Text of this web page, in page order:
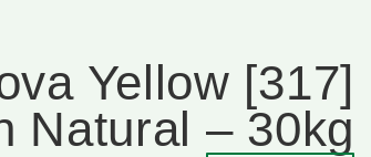
Yellow
Natural – 30kg